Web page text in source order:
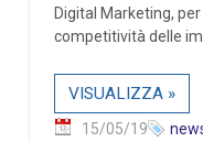
Digital Marketing,
competitività delle
VISUALIZZA »
15/05/19